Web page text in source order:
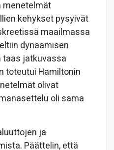
menetelmät
kehykset pysyivät
maailmassa
dynaamisen
taas jatkuvassa
toteutui Hamiltonin
olivat
oli sama
ja
Päättelin, että